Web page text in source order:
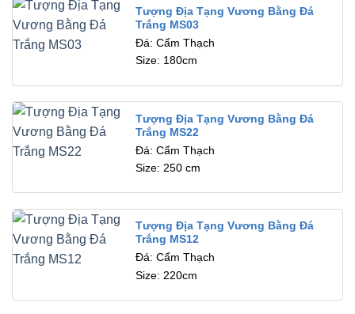
Tượng Địa Tạng Vương Bằng Đá
Trắng MS03
Đá: Cẩm Thạch
Size: 180cm
Tượng Địa Tạng Vương Bằng Đá
Trắng MS22
Đá: Cẩm Thạch
Size: 250 cm
Tượng Địa Tạng Vương Bằng Đá
Trắng MS12
Đá: Cẩm Thạch
Size: 220cm